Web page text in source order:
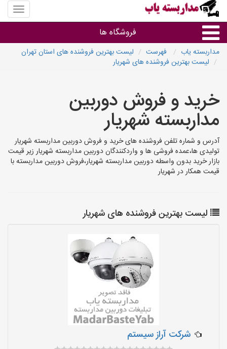
منوی
سایت
یاب
فروشگاه ها
براساس مشخصات ظاهری
براساس برند
فروشندگان دوربین مداربسته
مداربسته یاب فهرست
لیست بهترین فروشنده های استان تهران
لیست بهترین فروشنده های شهریار
خرید و فروش دوربین
مداربسته شهریار
آدرس و شماره تلفن فروشنده های خرید و فروش دوربین مداربسته شهریار
تولیدی ها،عمده فروشی ها و واردکنندگان دوربین مداربسته شهریار زیر قیمت
بازار خرید بدون واسطه دوربین مداربسته شهریار،فروش دوربین مداربسته با
قیمت همکار در شهریار
لیست بهترین فروشنده های شهریار
شرکت آراز سیستم